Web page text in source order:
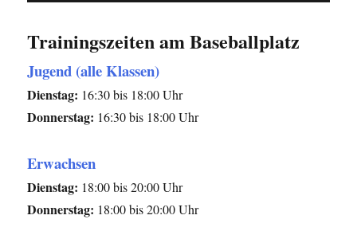
Trainingszeiten am Baseballplatz
Jugend (alle Klassen)
Dienstag: 16:30 bis 18:00 Uhr
Donnerstag: 16:30 bis 18:00 Uhr
Erwachsen
Dienstag: 18:00 bis 20:00 Uhr
Donnerstag: 18:00 bis 20:00 Uhr